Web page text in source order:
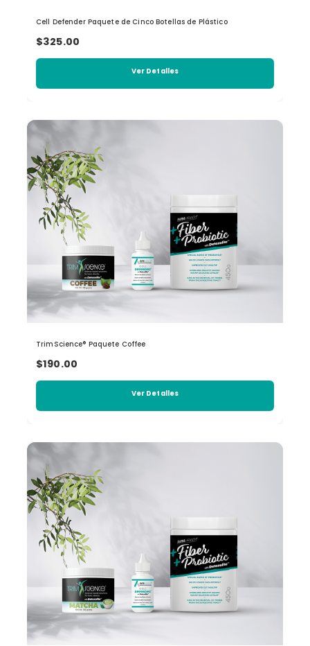
Cell Defender Paquete de Cinco Botellas de Plástico
$325.00
Ver Detalles
TrimScience® Paquete Coffee
$190.00
Ver Detalles